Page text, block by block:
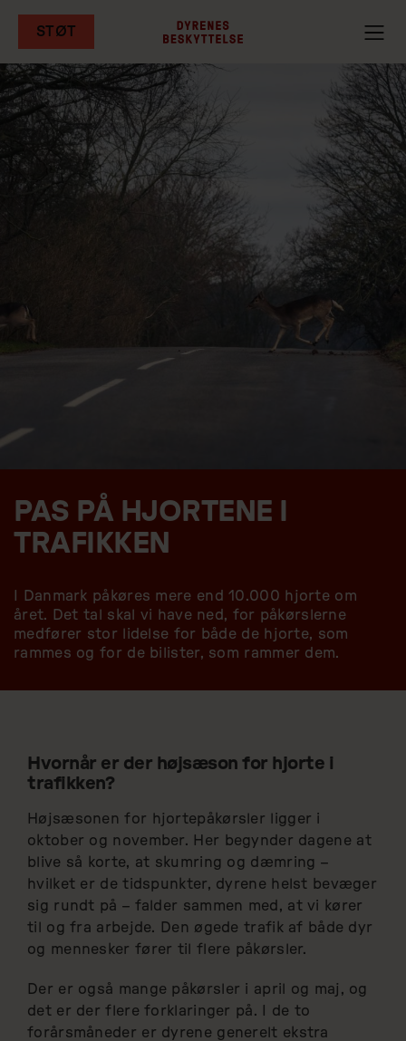
Gå
til
hovedindhold
STØT
PAS PÅ HJORTENE I
TRAFIKKEN
I Danmark påkøres mere end 10.000 hjorte om
året. Det tal skal vi have ned, for påkørslerne
medfører stor lidelse for både de hjorte, som
rammes og for de bilister, som rammer dem.
Hvornår er der højsæson for hjorte i
trafikken?
Højsæsonen for hjortepåkørsler ligger i
oktober og november. Her begynder dagene at
blive så korte, at skumring og dæmring –
hvilket er de tidspunkter, dyrene helst bevæger
sig rundt på – falder sammen med, at vi kører
til og fra arbejde. Den øgede trafik af både dyr
og mennesker fører til flere påkørsler.
Der er også mange påkørsler i april og maj, og
det er der flere forklaringer på. I de to
forårsmåneder er dyrene generelt ekstra